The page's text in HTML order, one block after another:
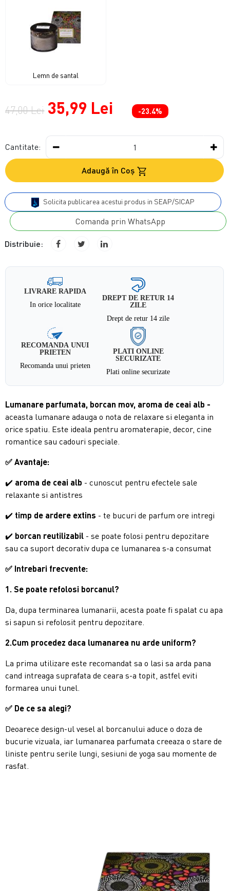
Lemn de santal
47,00 Lei 35,99 Lei -23.4%
Cantitate:
Adaugă în Coş
Solicita publicarea acestui produs in SEAP/SICAP
Comanda prin WhatsApp
Distribuie:
LIVRARE RAPIDA
In orice localitate
DREPT DE RETUR 14
ZILE
Drept de retur 14 zile
RECOMANDA UNUI
PRIETEN
Recomanda unui prieten
PLATI ONLINE
SECURIZATE
Plati online securizate
Lumanare parfumata, borcan mov, aroma de ceai alb -
aceasta lumanare adauga o nota de relaxare si eleganta in
orice spatiu. Este ideala pentru aromaterapie, decor, cine
romantice sau cadouri speciale.
✅ Avantaje:
✔️ aroma de ceai alb - cunoscut pentru efectele sale
relaxante si antistres
✔️ timp de ardere extins - te bucuri de parfum ore intregi
✔️ borcan reutilizabil - se poate folosi pentru depozitare
sau ca suport decorativ dupa ce lumanarea s-a consumat
✅ Intrebari frecvente:
1. Se poate refolosi borcanul?
Da, dupa terminarea lumanarii, acesta poate fi spalat cu apa
si sapun si refolosit pentru depozitare.
2.Cum procedez daca lumanarea nu arde uniform?
La prima utilizare este recomandat sa o lasi sa arda pana
cand intreaga suprafata de ceara s-a topit, astfel eviti
formarea unui tunel.
✅ De ce sa alegi?
Deoarece design-ul vesel al borcanului aduce o doza de
bucurie vizuala, iar lumanarea parfumata creeaza o stare de
liniste pentru serile lungi, sesiuni de yoga sau momente de
rasfat.